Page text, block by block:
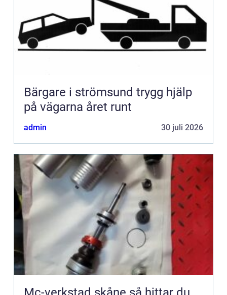
Bärgare i strömsund trygg hjälp
på vägarna året runt
admin 30 juli 2026